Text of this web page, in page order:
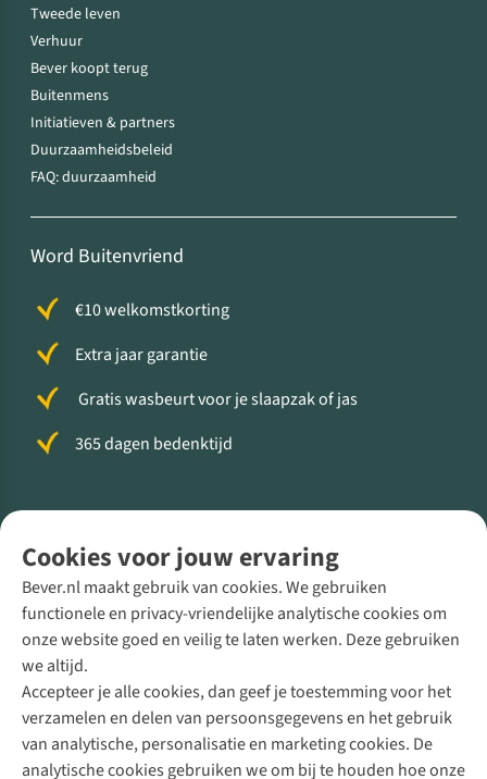
Cookies voor jouw ervaring
Bever.nl maakt gebruik van cookies. We gebruiken
functionele en privacy-vriendelijke analytische cookies om
onze website goed en veilig te laten werken. Deze gebruiken
we altijd.
Accepteer je alle cookies, dan geef je toestemming voor het
verzamelen en delen van persoonsgegevens en het gebruik
van analytische, personalisatie en marketing cookies. De
analytische cookies gebruiken we om bij te houden hoe onze
Tweede leven
Verhuur
Bever koopt terug
Buitenmens
Initiatieven & partners
Duurzaamheidsbeleid
FAQ: duurzaamheid
Word Buitenvriend
€10 welkomstkorting
Extra jaar garantie
Gratis wasbeurt voor je slaapzak of jas
365 dagen bedenktijd
Direct advies van een Buitenexpert
+31 (0)85 888 50 88
+31 6 12 28 49 80
Contactformulier